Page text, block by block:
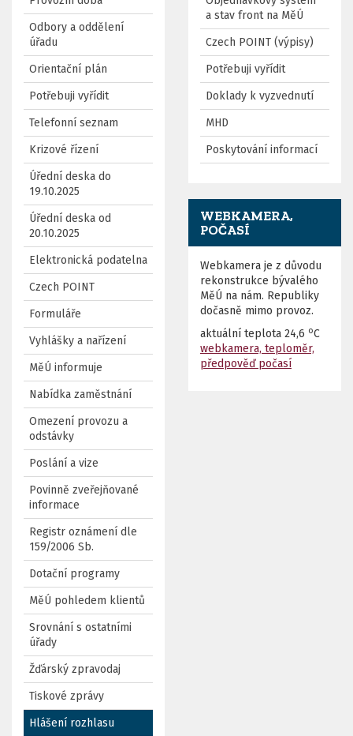
Odbory a oddělení
úřadu
Orientační plán
Potřebuji vyřídit
Telefonní seznam
Krizové řízení
Úřední deska do
19.10.2025
Úřední deska od
20.10.2025
Elektronická podatelna
Czech POINT
Formuláře
Vyhlášky a nařízení
MěÚ informuje
Nabídka zaměstnání
Omezení provozu a
odstávky
Poslání a vize
Povinně zveřejňované
informace
Registr oznámení dle
159/2006 Sb.
Dotační programy
MěÚ pohledem klientů
Srovnání s ostatními
úřady
Žďárský zpravodaj
Tiskové zprávy
Hlášení rozhlasu
a stav front na MěÚ
Czech POINT (výpisy)
Potřebuji vyřídit
Doklady k vyzvednutí
MHD
Poskytování informací
WEBKAMERA,
POČASÍ
Webkamera je z důvodu
rekonstrukce bývalého
MěÚ na nám. Republiky
dočasně mimo provoz.
aktuální teplota 24,6 oC
webkamera, teploměr,
předpověď počasí